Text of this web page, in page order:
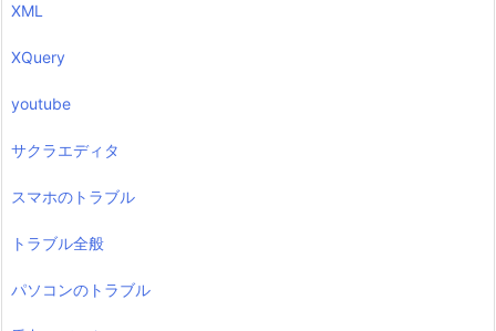
XML
XQuery
youtube
サクラエディタ
スマホのトラブル
トラブル全般
パソコンのトラブル